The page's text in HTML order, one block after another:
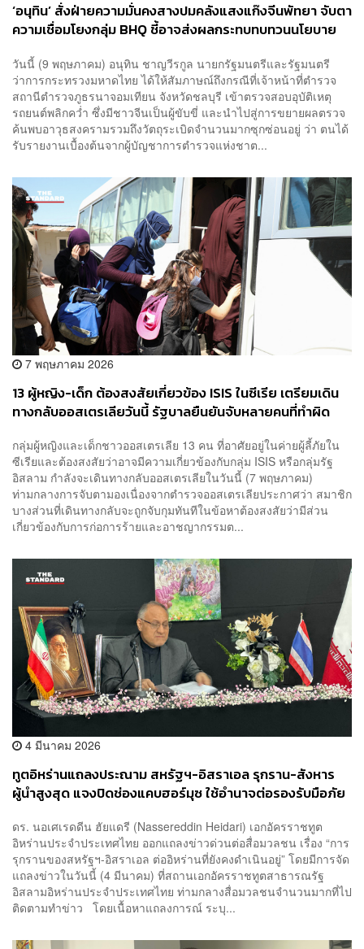
‘อนุทิน’ สั่งฝ่ายความมั่นคงสางปมคลังแสงแก๊งจีนพัทยา จับตา
ความเชื่อมโยงกลุ่ม BHQ ชี้อาจส่งผลกระทบทบทวนนโยบาย
วันนี้ (9 พฤษภาคม) อนุทิน ชาญวีรกูล นายกรัฐมนตรีและรัฐมนตรี
ว่าการกระทรวงมหาดไทย ได้ให้สัมภาษณ์ถึงกรณีที่เจ้าหน้าที่ตำรวจ
สถานีตำรวจภูธรนาจอมเทียน จังหวัดชลบุรี เข้าตรวจสอบอุบัติเหตุ
รถยนต์พลิกคว่ำ ซึ่งมีชาวจีนเป็นผู้ขับขี่ และนำไปสู่การขยายผลตรวจ
ค้นพบอาวุธสงครามรวมถึงวัตถุระเบิดจำนวนมากซุกซ่อนอยู่ ว่า ตนได้
รับรายงานเบื้องต้นจากผู้บัญชาการตำรวจแห่งชาต...
7 พฤษภาคม 2026
13 ผู้หญิง-เด็ก ต้องสงสัยเกี่ยวข้อง ISIS ในซีเรีย เตรียมเดิน
ทางกลับออสเตรเลียวันนี้ รัฐบาลยืนยันจับหลายคนที่ทำผิด
กลุ่มผู้หญิงและเด็กชาวออสเตรเลีย 13 คน ที่อาศัยอยู่ในค่ายผู้ลี้ภัยใน
ซีเรียและต้องสงสัยว่าอาจมีความเกี่ยวข้องกับกลุ่ม ISIS หรือกลุ่มรัฐ
อิสลาม กำลังจะเดินทางกลับออสเตรเลียในวันนี้ (7 พฤษภาคม)
ท่ามกลางการจับตามองเนื่องจากตำรวจออสเตรเลียประกาศว่า สมาชิก
บางส่วนที่เดินทางกลับจะถูกจับกุมทันทีในข้อหาต้องสงสัยว่ามีส่วน
เกี่ยวข้องกับการก่อการร้ายและอาชญากรรมต...
4 มีนาคม 2026
ทูตอิหร่านแถลงประณาม สหรัฐฯ-อิสราเอล รุกราน-สังหาร
ผู้นำสูงสุด แจงปิดช่องแคบฮอร์มุซ ใช้อำนาจต่อรองรับมือภัย
ดร. นอเศเรดดีน ฮัยแดรี (Nassereddin Heidari) เอกอัครราชทูต
อิหร่านประจำประเทศไทย ออกแถลงข่าวด่วนต่อสื่อมวลชน เรื่อง “การ
รุกรานของสหรัฐฯ-อิสราเอล ต่ออิหร่านที่ยังคงดำเนินอยู่” โดยมีการจัด
แถลงข่าวในวันนี้ (4 มีนาคม) ที่สถานเอกอัครราชทูตสาธารณรัฐ
อิสลามอิหร่านประจำประเทศไทย ท่ามกลางสื่อมวลชนจำนวนมากที่ไป
ติดตามทำข่าว โดยเนื้อหาแถลงการณ์ ระบุ...